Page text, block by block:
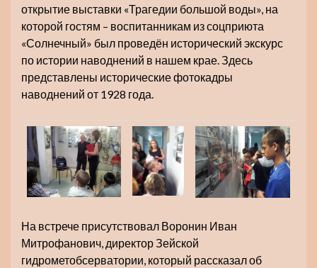
открытие выставки «Трагедии большой воды», на
которой гостям – воспитанникам из соцприюта
«Солнечный» был проведён исторический экскурс
по истории наводнений в нашем крае. Здесь
представлены исторические фотокадры
наводнений от 1928 года.
На встрече присутствовал Воронин Иван
Митрофанович, директор Зейской
гидрометобсерватории, который рассказал об